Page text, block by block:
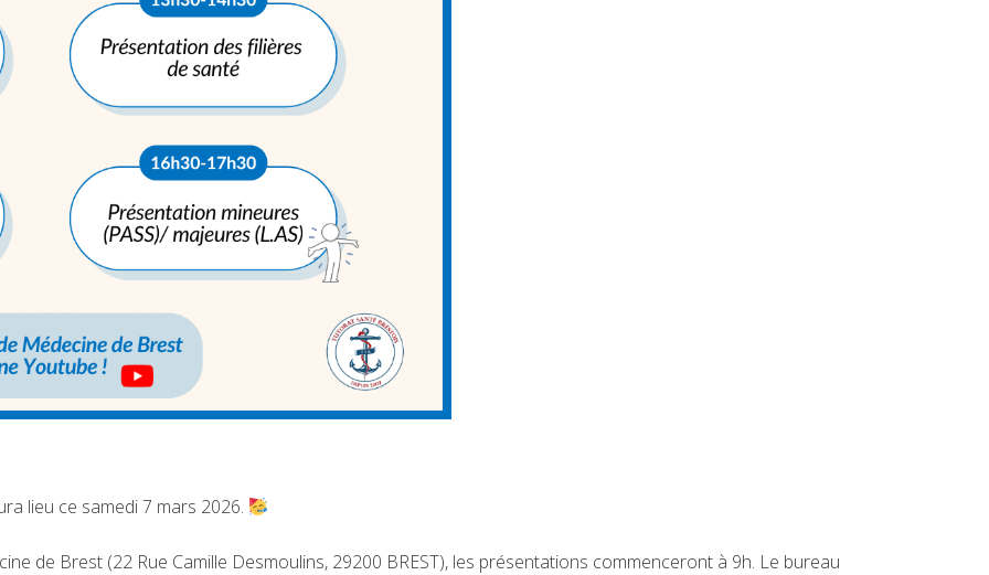
lieu ce samedi 7 mars 2026.
de Brest (22 Rue Camille Desmoulins, 29200 BREST), les présentations commenceront à 9h. Le bureau